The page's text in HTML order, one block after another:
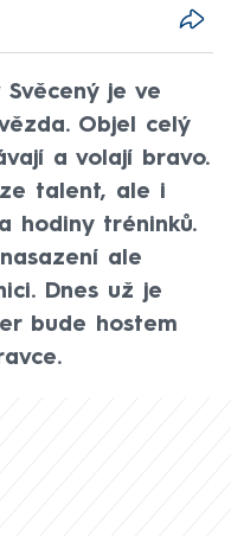
Svěcený je ve
Objel celý
a volají bravo.
talent, ale i
hodiny tréninků.
ale
Dnes už je
bude hostem